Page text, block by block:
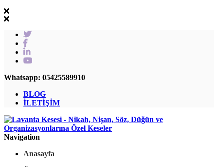
Whatsapp: 05425589910
BLOG
İLETİŞİM
Navigation
Anasayfa